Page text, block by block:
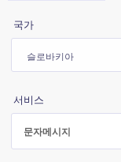
국가
서비스
문자메시지